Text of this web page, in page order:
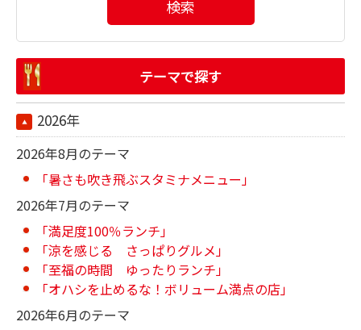
検索
テーマで探す
2026年
2026年8月のテーマ
「暑さも吹き飛ぶスタミナメニュー」
2026年7月のテーマ
「満足度100％ランチ」
「涼を感じる さっぱりグルメ」
「至福の時間 ゆったりランチ」
「オハシを止めるな！ボリューム満点の店」
2026年6月のテーマ